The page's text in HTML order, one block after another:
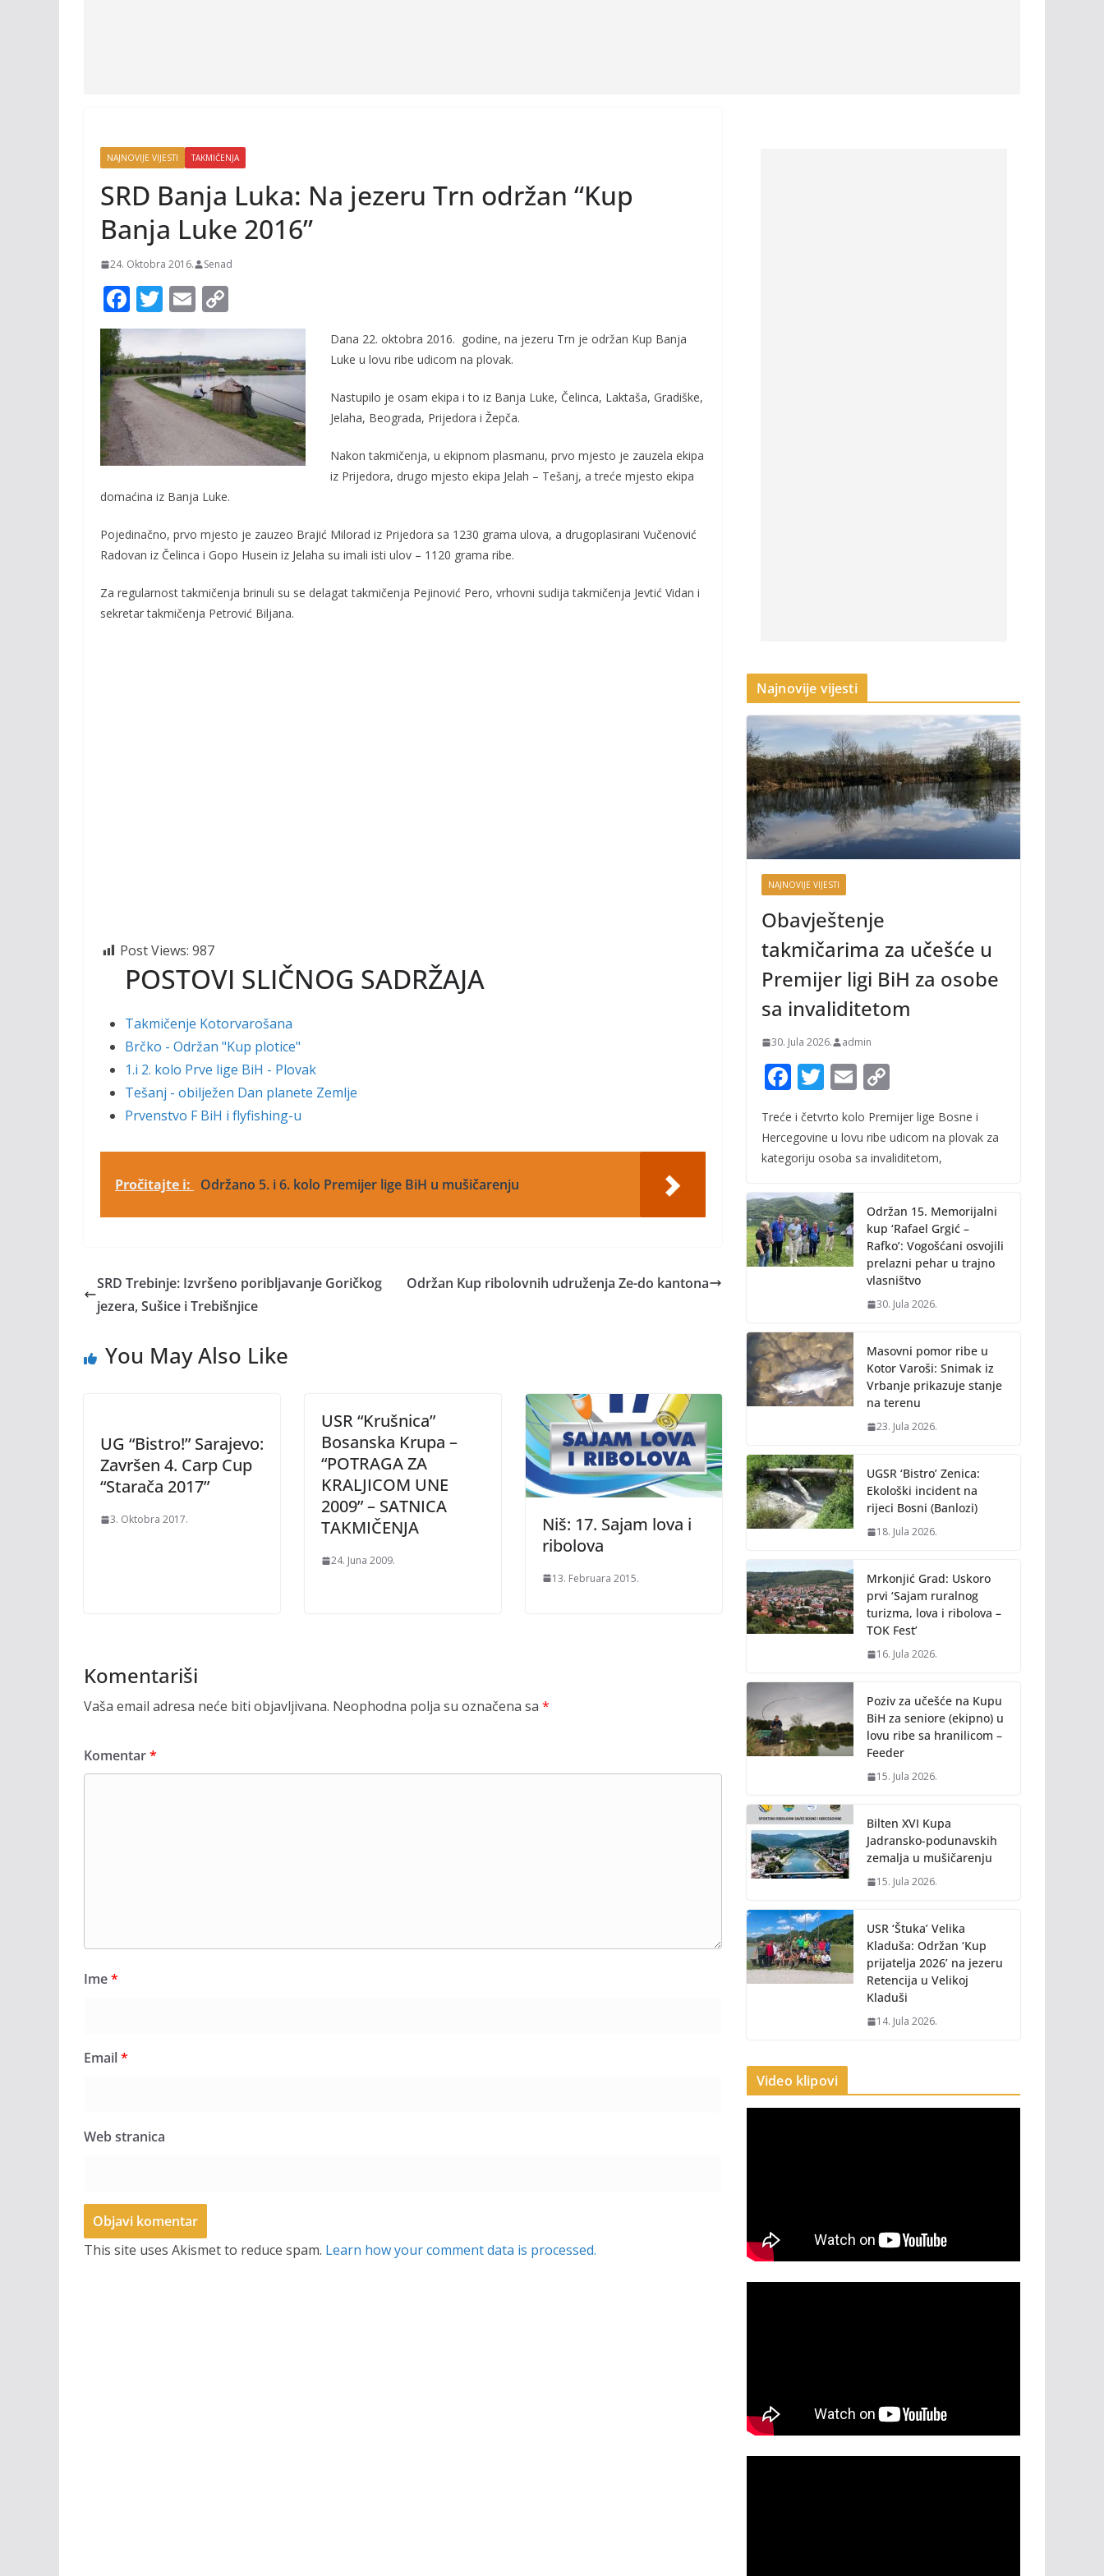
NAJNOVIJE VIJESTI TAKMIČENJA
SRD Banja Luka: Na jezeru Trn održan “Kup
Banja Luke 2016”
24. Oktobra 2016. Senad
F
ac
e
b
o
o
k
T
w
itt
er
E
m
ai
l
o
p
y
Li
n
k
Dana 22. oktobra 2016. godine, na jezeru Trn je održan Kup Banja
Luke u lovu ribe udicom na plovak.
Nastupilo je osam ekipa i to iz Banja Luke, Čelinca, Laktaša, Gradiške,
Jelaha, Beograda, Prijedora i Žepča.
Nakon takmičenja, u ekipnom plasmanu, prvo mjesto je zauzela ekipa
iz Prijedora, drugo mjesto ekipa Jelah – Tešanj, a treće mjesto ekipa
domaćina iz Banja Luke.
Pojedinačno, prvo mjesto je zauzeo Brajić Milorad iz Prijedora sa 1230 grama ulova, a drugoplasirani Vučenović
Radovan iz Čelinca i Gopo Husein iz Jelaha su imali isti ulov – 1120 grama ribe.
Za regularnost takmičenja brinuli su se delagat takmičenja Pejinović Pero, vrhovni sudija takmičenja Jevtić Vidan i
sekretar takmičenja Petrović Biljana.
Post Views: 987
POSTOVI SLIČNOG SADRŽAJA
Takmičenje Kotorvarošana
Brčko - Održan "Kup plotice"
1.i 2. kolo Prve lige BiH - Plovak
Tešanj - obilježen Dan planete Zemlje
Prvenstvo F BiH i flyfishing-u
Pročitajte i: Održano 5. i 6. kolo Premijer lige BiH u mušičarenju
SRD Trebinje: Izvršeno poribljavanje Goričkog
jezera, Sušice i Trebišnjice
Održan Kup ribolovnih udruženja Ze-do kantona
You May Also Like
UG “Bistro!” Sarajevo:
Završen 4. Carp Cup
“Starača 2017”
3. Oktobra 2017.
USR “Krušnica”
Bosanska Krupa –
“POTRAGA ZA
KRALJICOM UNE
2009” – SATNICA
TAKMIČENJA
24. Juna 2009.
Niš: 17. Sajam lova i
ribolova
13. Februara 2015.
Komentariši
Vaša email adresa neće biti objavljivana. Neophodna polja su označena sa *
Komentar*
Ime*
Email*
Web stranica
This site uses Akismet to reduce spam. Learn how your comment data is processed.
Najnovije vijesti
NAJNOVIJE VIJESTI
Obavještenje
takmičarima za učešće u
Premijer ligi BiH za osobe
sa invaliditetom
30. Jula 2026. admin
F
ac
e
b
o
k
T
w
itt
er
E
ai
l
p
y
n
k
Treće i četvrto kolo Premijer lige Bosne i
Hercegovine u lovu ribe udicom na plovak za
kategoriju osoba sa invaliditetom,
Održan 15. Memorijalni
kup ‘Rafael Grgić –
Rafko’: Vogošćani osvojili
prelazni pehar u trajno
vlasništvo
30. Jula 2026.
Masovni pomor ribe u
Kotor Varoši: Snimak iz
Vrbanje prikazuje stanje
na terenu
23. Jula 2026.
UGSR ‘Bistro’ Zenica:
Ekološki incident na
rijeci Bosni (Banlozi)
18. Jula 2026.
Mrkonjić Grad: Uskoro
prvi ‘Sajam ruralnog
turizma, lova i ribolova –
TOK Fest’
16. Jula 2026.
Poziv za učešće na Kupu
BiH za seniore (ekipno) u
lovu ribe sa hranilicom –
Feeder
15. Jula 2026.
Bilten XVI Kupa
Jadransko-podunavskih
zemalja u mušičarenju
15. Jula 2026.
USR ‘Štuka’ Velika
Kladuša: Održan ‘Kup
prijatelja 2026’ na jezeru
Retencija u Velikoj
Kladuši
14. Jula 2026.
Video klipovi